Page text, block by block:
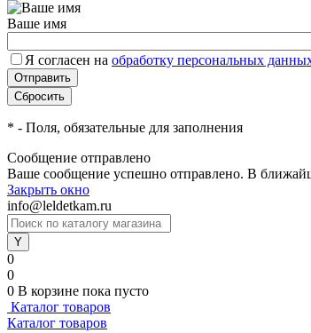
Ваше имя
Я согласен на обработку персональных
* - Поля, обязательные для заполнения
Сообщение отправлено
Ваше сообщение успешно отправлено. В
Закрыть окно
info@leldetkam.ru
0
0
0 В корзине пока пусто
Каталог товаров
Каталог товаров